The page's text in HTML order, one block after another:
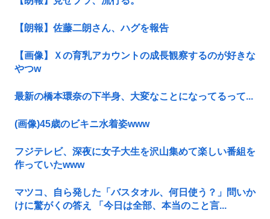
【朗報】佐藤二朗さん、ハグを報告
【画像】Ｘの育乳アカウントの成長観察するのが好きな
やつw
最新の橋本環奈の下半身、大変なことになってるって...
(画像)45歳のビキニ水着姿www
フジテレビ、深夜に女子大生を沢山集めて楽しい番組を
作っていたwww
マツコ、自ら発した「バスタオル、何日使う？」問いか
けに驚がくの答え 「今日は全部、本当のこと言...